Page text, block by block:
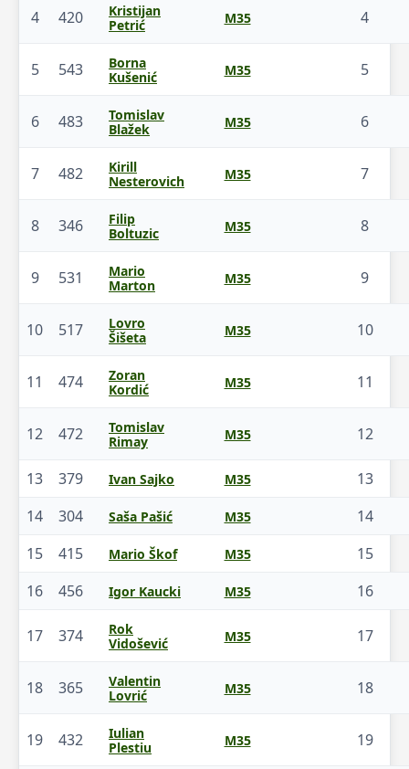
4 420
Kristijan
Petrić
M35 4
5 543
Borna
Kušenić
M35 5
6 483
Tomislav
Blažek
M35 6
7 482
Kirill
Nesterovich
M35 7
8 346
Filip
Boltuzic
M35 8
9 531
Mario
Marton
M35 9
10 517
Lovro
Šišeta
M35 10
11 474
Zoran
Kordić
M35 11
12 472
Tomislav
Rimay
M35 12
13 379 Ivan Sajko M35
13
14
304 Saša Pašić M35
14
15
415 Mario Škof M35
15
16
456 Igor Kaucki M35 16
17 374
Rok
Vidošević
M35 17
18 365
Valentin
Lovrić
M35 18
19 432
Iulian
Plestiu
M35 19